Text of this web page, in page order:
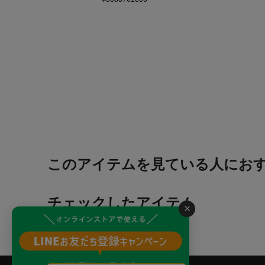
×
このアイテムを見ている人にお
チェックしたアイテム